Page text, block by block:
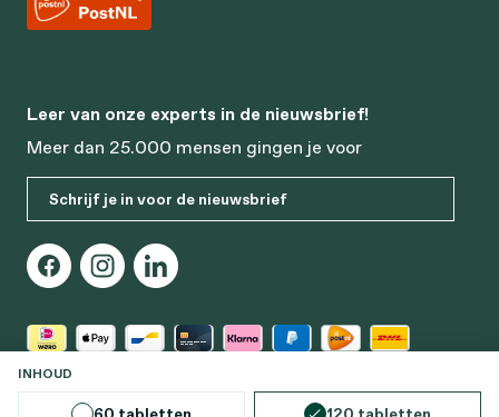
SELECTEER
INHOUD
Leer van onze experts in de nieuwsbrief!
Meer dan 25.000 mensen gingen je voor
Schrijf je in voor de nieuwsbrief